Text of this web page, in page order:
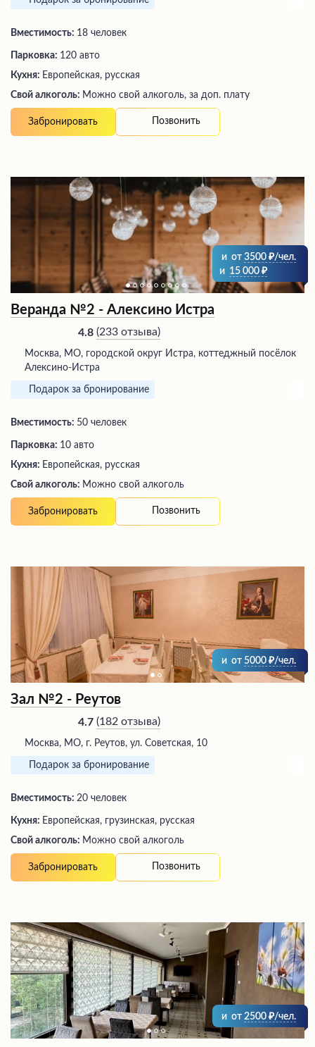
Вместимость: 18 человек
Парковка: 120 авто
Кухня: Европейская, русская
Свой алкоголь: Можно свой алкоголь, за доп. плату
Забронировать Позвонить
и от 3500
/чел.
и 15 000
Веранда №2 - Алексино Истра
4.8 (233 отзыва)
Москва, МО, городской округ Истра, коттеджный посёлок
Алексино-Истра
Подарок за бронирование
Вместимость: 50 человек
Парковка: 10 авто
Кухня: Европейская, русская
Свой алкоголь: Можно свой алкоголь
Забронировать Позвонить
и от 5000 /чел.
Зал №2 - Реутов
4.7 (182 отзыва)
Москва, МО, г. Реутов, ул. Советская, 10
Подарок за бронирование
Вместимость: 20 человек
Кухня: Европейская, грузинская, русская
Свой алкоголь: Можно свой алкоголь
Забронировать Позвонить
и от 2500 /чел.